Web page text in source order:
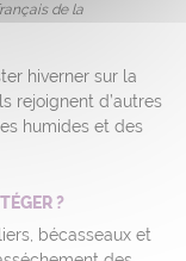
de la
hiverner sur la
rejoignent d’autres
humides et des
?
bécasseaux et